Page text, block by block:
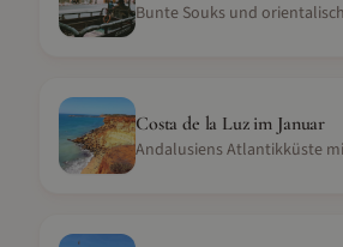
Bunte Souks und
Costa de la Luzim Januar